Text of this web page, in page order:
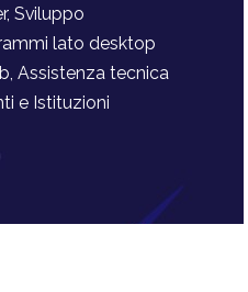
Sviluppo
lato desktop
Assistenza tecnica
e Istituzioni